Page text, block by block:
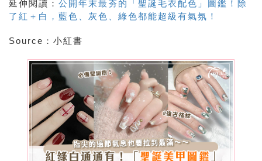
延伸閱讀： 公開年末最夯的「聖誕毛衣配色」圖鑑！除
了紅＋白，藍色、灰色、綠色都能超級有氣氛！
Source：小紅書